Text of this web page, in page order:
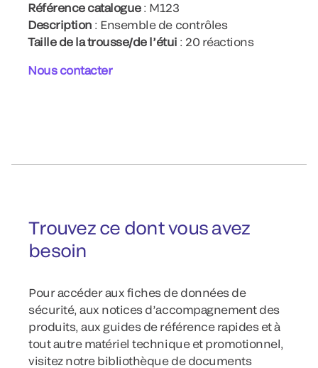
Référence catalogue: M123
Description : Ensemble de contrôles
Taille de la trousse/de l’étui : 20 réactions
Nous contacter
Trouvez ce dont vous avez
besoin
Pour accéder aux fiches de données de
sécurité, aux notices d’accompagnement des
produits, aux guides de référence rapides et à
tout autre matériel technique et promotionnel,
visitez notre bibliothèque de documents